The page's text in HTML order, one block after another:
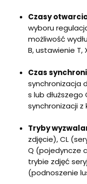
Czasy
wyboru
możliwość
B, ustawienie T,
Czas
synchronizacja
s lub
synchronizacji
Tryby
zdjęcie), CL
Q (pojedyncze
trybie zdjęć
(podnoszenie